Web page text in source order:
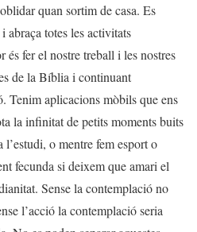
quan sortim de casa. Es
totes les activitats
fer el nostre treball i les nostres
de la Bíblia i continuant
Tenim aplicacions mòbils que ens
la infinitat de petits moments buits
o mentre fem esport o
fecunda si deixem que amari el
Sense la contemplació no
l’acció la contemplació seria